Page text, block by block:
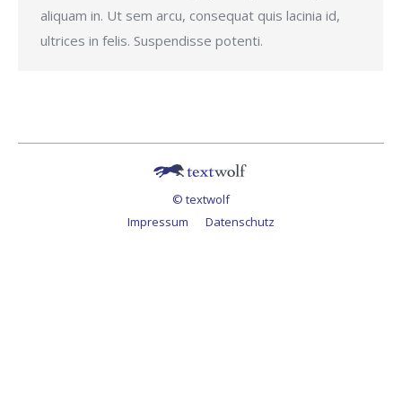
aliquam in. Ut sem arcu, consequat quis lacinia id,
ultrices in felis. Suspendisse potenti.
© textwolf
Impressum
Datenschutz